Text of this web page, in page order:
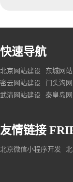
快速导航
北京网站建设 东城网
密云网站建设
门头沟
武清网站建设
秦皇岛
友情链接
北京微信小程序开发